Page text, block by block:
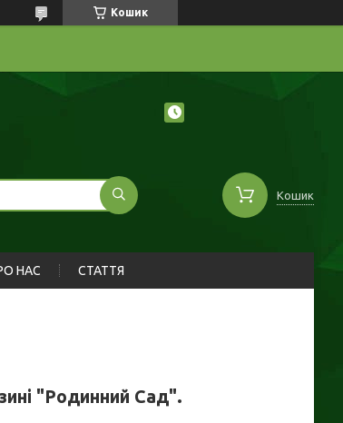
Кошик
Кошик
НАС СТАТТЯ
"Родинний Сад".